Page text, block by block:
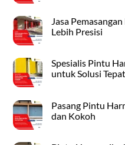
Jasa
Lebih Presisi
Spesialis Pintu
untuk Solusi Tepat
Pasang Pintu
dan Kokoh